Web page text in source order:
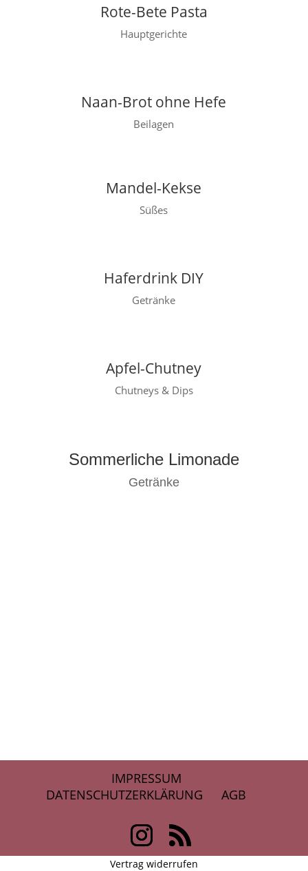
Rote-Bete Pasta
Hauptgerichte
Naan-Brot ohne Hefe
Beilagen
Mandel-Kekse
Süßes
Haferdrink DIY
Getränke
Apfel-Chutney
Chutneys & Dips
Sommerliche Limonade
Getränke
IMPRESSUM
DATENSCHUTZERKLÄRUNG
AGB
Vertrag widerrufen